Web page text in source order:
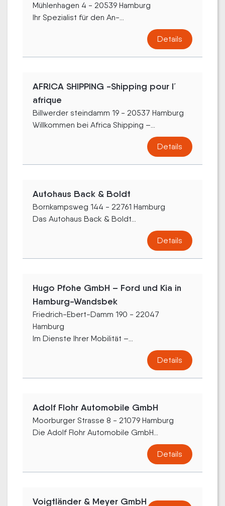
Mühlenhagen 4 - 20539 Hamburg
Ihr Spezialist für den An-...
Details
AFRICA SHIPPING -Shipping pour l´
afrique
Billwerder steindamm 19 - 20537 Hamburg
Willkommen bei Africa Shipping –...
Details
Autohaus Back & Boldt
Bornkampsweg 144 - 22761 Hamburg
Das Autohaus Back & Boldt...
Details
Hugo Pfohe GmbH – Ford und Kia in
Hamburg-Wandsbek
Friedrich-Ebert-Damm 190 - 22047
Hamburg
Im Dienste Ihrer Mobilität –...
Details
Adolf Flohr Automobile GmbH
Moorburger Strasse 8 - 21079 Hamburg
Die Adolf Flohr Automobile GmbH...
Details
Voigtländer & Meyer GmbH